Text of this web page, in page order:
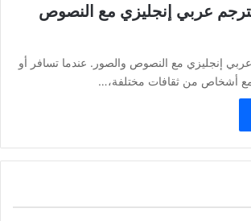
عربي إنجليزي مع النصوص
إنجليزي مع النصوص والصور. عندما تسافر أو
أشخاص من ثقافات مختلفة،…